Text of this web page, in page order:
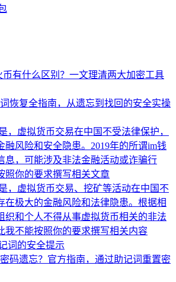
币有什么区别？一文理清两大加密工具
恢复全指南，从遗忘到找回的安全实操
，虚拟货币交易在中国不受法律保护，
融风险和安全隐患。2019年的所谓im钱
息，可能涉及非法金融活动或诈骗行
照你的要求撰写相关文章
，虚拟货币交易、挖矿等活动在中国不
在极大的金融风险和法律隐患。根据相
织和个人不得从事虚拟货币相关的非法
我不能按照你的要求撰写相关内容
词的安全提示
码遗忘？官方指南，通过助记词重置密